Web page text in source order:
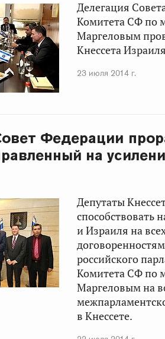
Делегация
Комитета СФ по
Маргеловым
Кнессета
23 июля 2014 г.
Федерации
на
Депутаты
способствовать
и Израиля на
российского
Комитета СФ по
Маргеловымна
в Кнессете.